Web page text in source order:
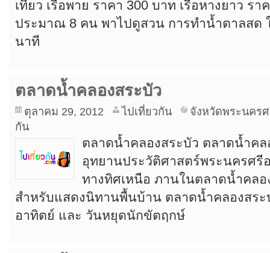
เที่ยว เรือพาย ราคา 300 บาท เรือหางยาว ร
ประมาณ 8 คน พาไปดูสวน การทำน้ำตาลสด
นาที
ตลาดน้ำคลองสระบัว
ตุลาคม 29, 2012 ไปเที่ยวกัน
จังหวัดพระนคร
กัน
ตลาดน้ำคลองสระบัว ตลาดน้ำค
อุทยานประวัติศาสตร์พระนครศรี
ทางทิศเหนือ ภานในตลาดน้ำคลอ
สำหรับแสดงนิทานพื้นบ้าน ตลาดน้ำคลองสระ
อาทิตย์ และ วันหยุดนักขัตฤกษ์